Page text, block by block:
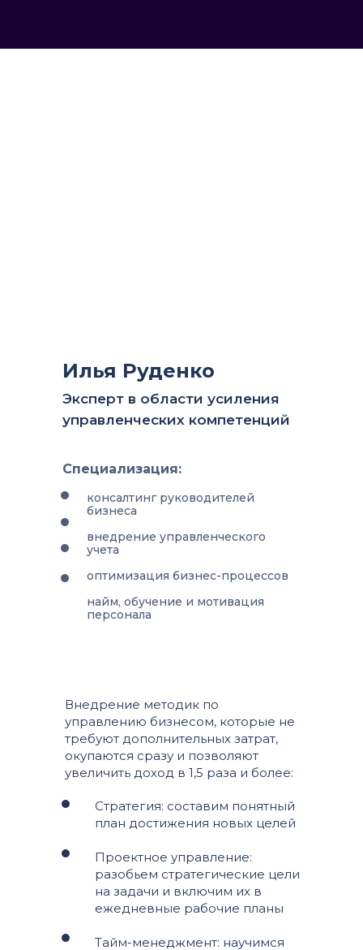
Илья Руденко
Эксперт в области усиления
управленческих компетенций
Специализация:
консалтинг руководителей
бизнеса
внедрение управленческого
учета
оптимизация бизнес-процессов
найм, обучение и мотивация
персонала
Стратегия: составим понятный
план достижения новых целей
Проектное управление:
разобьем стратегические цели
на задачи и включим их в
ежедневные рабочие планы
Тайм-менеджмент: научимся
Внедрение методик по
управлению бизнесом, которые не
требуют дополнительных затрат,
окупаются сразу и позволяют
увеличить доход в 1,5 раза и более: